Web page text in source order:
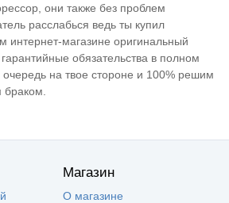
они также без проблем
расслабься ведь ты купил
интернет-магазине оригинальный
обязательства в полном
на твое стороне и 100% решим
браком.
Магазин
О магазине